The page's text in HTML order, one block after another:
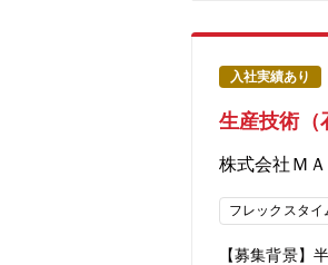
入社実績あり
生産技術（
株式会社Ｍ
フレックスタイ
【募集背景】